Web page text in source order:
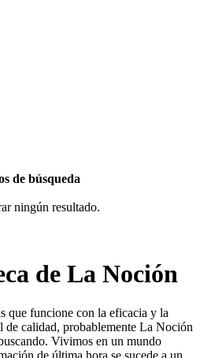
de búsqueda
ningún resultado.
de La Noción
que funcione con la eficacia y la
calidad, probablemente La Noción
Vivimos en un mundo
de última hora se sucede a un